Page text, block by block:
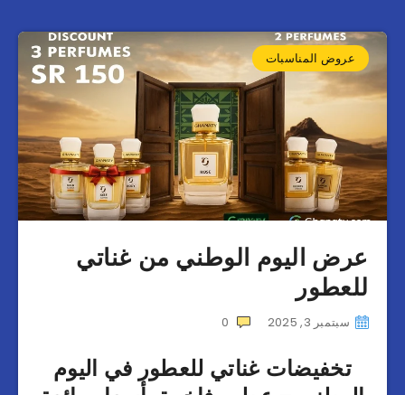
عروض المناسبات
عرض اليوم الوطني من غناتي
للعطور
سبتمبر 3, 2025 0
تخفيضات غناتي للعطور في اليوم